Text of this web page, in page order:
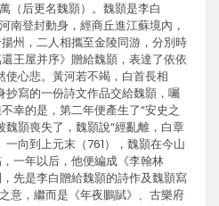
（后更名魏顥）。魏顥是李白
南登封動身，經商丘進江蘇境內，
州，二人相攜至金陵同游，分別時
王屋并序》贈給魏顥，表達了依依
使心悲。黃河若不竭，白首長相
抄寫的一份詩文作品交給魏顥，囑
幸的是，第二年便產生了“安史之
顥喪失了，魏顥說“經亂離，白章
向到上元末（761），魏顥在今山
一年以后，他便編成《李翰林
先是李白贈給魏顥的詩作及魏顥寫
意，繼而是《年夜鵬賦》、古樂府